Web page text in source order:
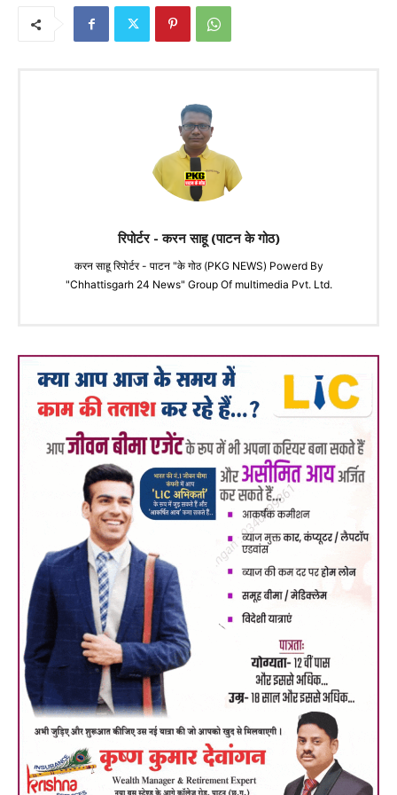
रिपोर्टर - करन साहू (पाटन के गोठ)
करन साहू रिपोर्टर - पाटन "के गोठ (PKG NEWS) Powerd By
"Chhattisgarh 24 News" Group Of multimedia Pvt. Ltd.